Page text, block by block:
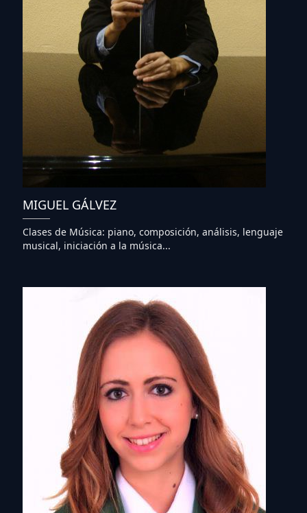
MIGUEL GÁLVEZ
Clases de Música: piano, composición, análisis, lenguaje
musical, iniciación a la música...